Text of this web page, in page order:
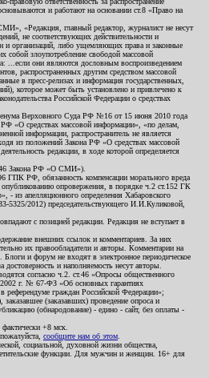
и работают на основании ст.8 «Право на
«Редакция, главный редактор, журналист не несут
не соответствующих действительности и
и организаций, либо ущемляющих права и законные
собой злоупотребление свободой массовой
...если они являются дословным воспроизведением
распространенных другим средством массовой
в пресс-релизах и информация государственных,
которое может быть установлено и привлечено к
Российской Федерации о средствах
Верховного Суда РФ №16 от 15 июня 2010 года
«О средствах массовой информации», «по делам,
информации, распространитель не является
из положений Закона РФ «О средствах массовой
редакции, в ходе которой определяется
Закона РФ «О СМИ»).
ГПК РФ, обязанность компенсации морального вреда
опровержения, в порядке ч.2 ст.152 ГК
- из апелляционного определения Хабаровского
5325/2012) председательствующего И.И.Куликовой,
с позицией редакции. Редакция не вступает в
внешних ссылок и комментариев. За них
их правообладатели и авторы. Комментарии на
и форум не входят в электронное периодическое
и наполняемость несут авторы.
согласно ч.2. ст.46 «Опросы общественного
г. № 67-ФЗ «Об основных гарантиях
референдуме граждан Российской Федерации»;
заказавшее (заказавших) проведение опроса и
(обнародование) - едино - сайт, без оплаты -
+8 мск.
сообщите нам об этом
социальной, духовной жизни общества,
функции. Для мужчин и женщин. 16+ для